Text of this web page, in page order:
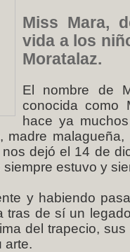
Miss Mara,
vida a los
Moratalaz.
El nombre de
conocida como
hace ya
madre
dejó el 14 de
estuvo y
y habiendo
tras de sí un
del trapecio,
arte.